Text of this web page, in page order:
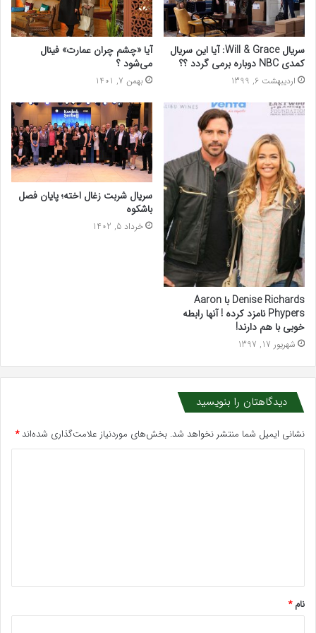
سریال Will & Grace: آیا این سریال
کمدی NBC دوباره برمی گردد ؟؟
اردیبهشت 6, 1399
آیا «چشم چران عمارت» فینال
می‌شود ؟
بهمن 7, 1401
Denise Richards با Aaron
Phypers نامزد کرده ! آنها رابطه
خوبی با هم دارند!
شهریور 17, 1397
سریال شربت زغال اخته؛ پایان فصل
باشکوه
خرداد 5, 1402
دیدگاهتان را بنویسید
نشانی ایمیل شما منتشر نخواهد شد. بخش‌های موردنیاز علامت‌گذاری شده‌اند*
*
نام*